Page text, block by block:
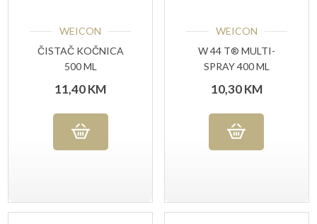
WEICON
ČISTAČ KOČNICA
500 ML
11,40KM
WEICON
W 44 T® MULTI-
SPRAY 400 ML
10,30KM